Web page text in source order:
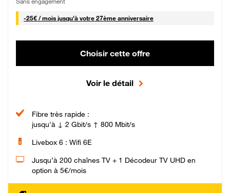
-25€ / mois25 € par mois
jusqu'à votre 27ème anniversaire
Choisir cette offre
Voir le détail
Fibre très rapide :
jusqu'à ↓ 2 Gbit/s ↑ 800 Mbit/s
Livebox 6 : Wifi 6E
Jusqu’à 200 chaînes TV + 1 Décodeur TV UHD en
option à 5€/mois